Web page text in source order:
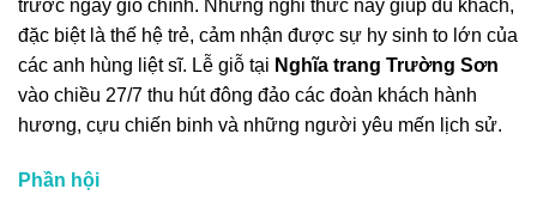
trước ngày giỗ chính. Những nghi thức này giúp du khách,
đặc biệt là thế hệ trẻ, cảm nhận được sự hy sinh to lớn của
các anh hùng liệt sĩ. Lễ giỗ tại Nghĩa trang Trường Sơn
vào chiều 27/7 thu hút đông đảo các đoàn khách hành
hương, cựu chiến binh và những người yêu mến lịch sử.
Phần hội